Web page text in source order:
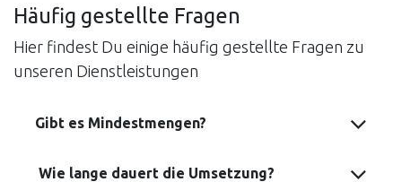
Häufig gestellte Fragen
Hier findest Du einige häufig gestellte Fragen zu
unseren Dienstleistungen
Gibt es Mindestmengen?
Wie lange dauert die Umsetzung?